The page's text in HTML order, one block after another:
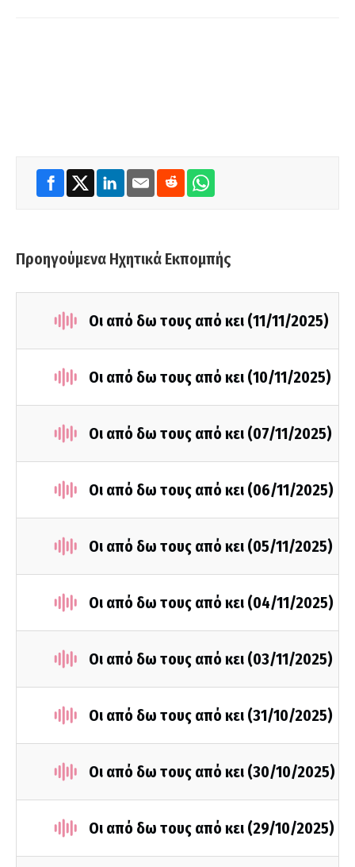
Προηγούμενα Ηχητικά Εκπομπής
Οι από δω τους από κει (11/11/2025)
Οι από δω τους από κει (10/11/2025)
Οι από δω τους από κει (07/11/2025)
Οι από δω τους από κει (06/11/2025)
Οι από δω τους από κει (05/11/2025)
Οι από δω τους από κει (04/11/2025)
Οι από δω τους από κει (03/11/2025)
Οι από δω τους από κει (31/10/2025)
Οι από δω τους από κει (30/10/2025)
Οι από δω τους από κει (29/10/2025)